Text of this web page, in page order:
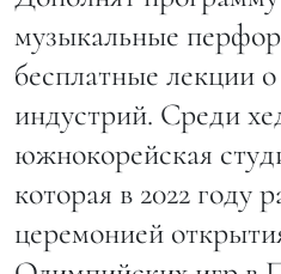
музыкальные
бесплатные лекции
индустрий. Среди
южнокорейская
которая в 2022 году
церемонией